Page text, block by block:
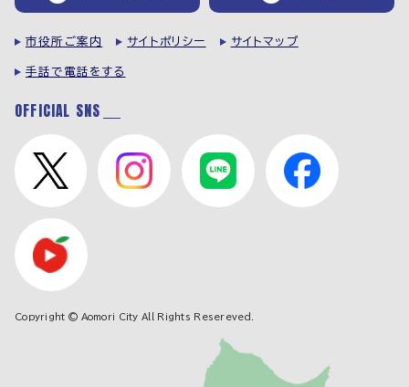
市役所ご案内 サイトポリシー サイトマップ
手話で電話をする
OFFICIAL SNS
Copyright © Aomori City All Rights Resereved.